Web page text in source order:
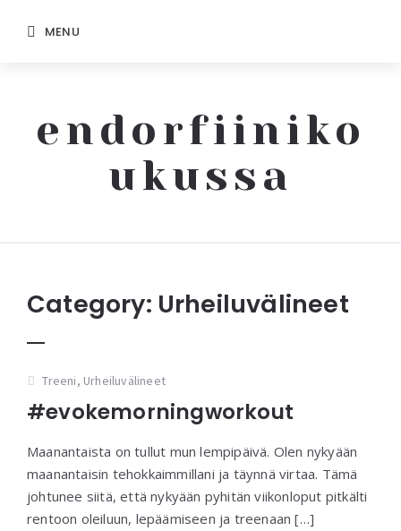
MENU
endorfiiniko
ukussa
Category: Urheiluvälineet
Treeni, Urheiluvälineet
#evokemorningworkout
Maanantaista on tullut mun lempipäivä. Olen nykyään
maanantaisin tehokkaimmillani ja täynnä virtaa. Tämä
johtunee siitä, että nykyään pyhitän viikonloput pitkälti
rentoon oleiluun, lepäämiseen ja treenaan […]